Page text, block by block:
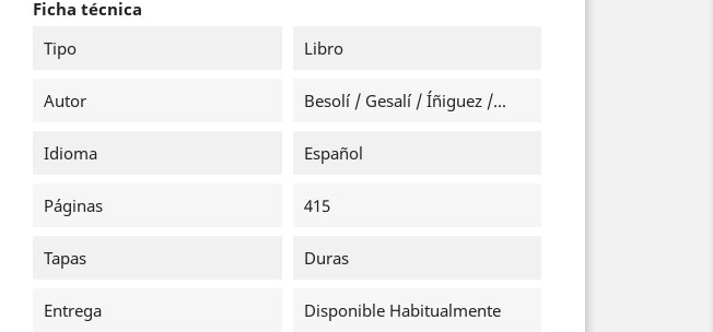
Ficha técnica
Tipo
Libro
Autor Besolí / Gesalí / Íñiguez /...
Idioma Español
Páginas 415
Tapas Duras
Entrega Disponible Habitualmente